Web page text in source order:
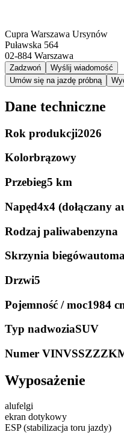
Cupra Warszawa Ursynów
Puławska 564
02-884 Warszawa
Zadzwoń
Wyślij wiadomość
Umów się na jazdę próbną
Dane techniczne
Rok produkcji2026
Kolorbrązowy
Przebieg5 km
Napęd4x4 (dołączany
Rodzaj paliwabenzyna
Skrzynia biegów
Drzwi5
Pojemność / moc1984
Typ nadwoziaSUV
Numer VIN
Wyposażenie
alufelgi
ekran dotykowy
ESP (stabilizacja toru jazdy)